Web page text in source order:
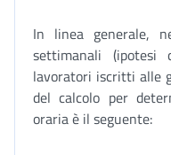
In linea generale,
settimanali
lavoratori iscritti alle
del calcolo per
oraria è il seguente: